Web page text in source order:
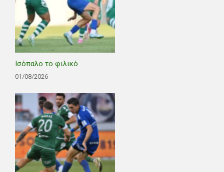
Ισόπαλο το φιλικό
01/08/2026